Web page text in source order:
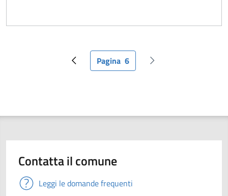
Pagina precedente
Pagina attuale
Pagina 6 Pagina successiva
Contatta il comune
Leggi le domande frequenti